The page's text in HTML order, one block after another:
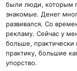
были люди, которым
знакомые. Денег
развивался. Со
рекламу. Сейчас у
больше, практически
практику, большие
упорство.